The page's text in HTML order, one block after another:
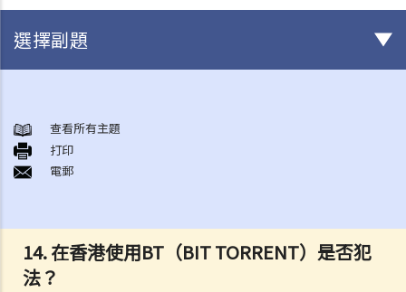
14. 在香港使用BT（BIT TORRENT）是否犯
法？
選擇副題
一般事項
1. 我怎樣可以取得版權？
2. 版權的有效期可持續多久？
告示嗎？
4. 我怎樣可以找出作品的版權擁有人？
5. 我怎樣可以取得許可，去使用版權作品？
查看所有主題
打印
電郵